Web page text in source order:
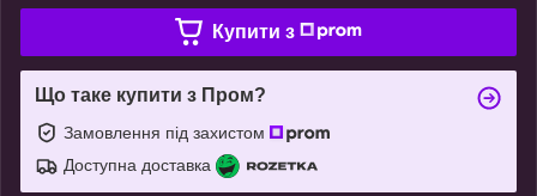
Купити з
Що таке купити з Пром?
Замовлення під захистом
Доступна доставка